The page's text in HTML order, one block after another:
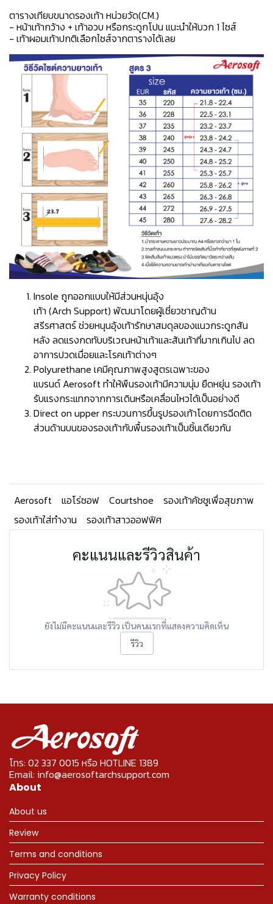
ตารางเทียบขนาดรองเท้า หน่วยวัด(CM.)
- หน้าเท้ากว้าง + เท้าอวบ หรือกระดูกโปน แนะนำให้บวก 1 ไซส์
- เท้าผอมเท้าปกติเลือกไซส์จากตารางได้เลย
Insole ถูกออกแบบให้มีส่วนหนุ่นอุ้ง
เท้า (Arch Support) พัฒนาโดยผู้เชี่ยวชาญด้าน
สรีรศาสตร์ ช่วยหนุนอุ้งเท้ารักษาสมดุลของแนวกระดูกสัน
หลัง ลดแรงกดทับบริเวณหน้าเท้าและส้นเท้าที่มากเกินไป ลด
อาการปวดเมื่อยและโรคเท้าต่างๆ
Polyurethane เคมีคุณภาพสูงสูตรเฉพาะของ
แบรนด์ Aerosoft ทำให้พืนรองเท้ามีความนุ่ม ยืดหยุ่น รองเท้า
รับแรงกระแทกจากการเดินหรือเคลื่อนไหวได้เป็นอย่างดี
Direct on upper กระบวนการขึ้นรูปรองเท้าโดยการฉีดติด
ส่วนด้านบนของรองเท้ากับพื้นรองเท้าเป็นชิ้นเดียวกัน
Aerosoft แอโร่ซอฟ Courtshoe
รองเท้าคัชชูเพื่อสุขภาพ
รองเท้าใส่ทำงาน
รองเท้าสาวออฟฟิศ
คะแนนและรีวิวสินค้า
ยังไม่มีคะแนนและรีวิว เป็นคนแรกที่แสดงความคิดเห็น
รีวิว
โทร: 02 337 0015 หรือ HOTLINE 1389
Email: info@aerosoftarchsupport.com
About
About us
Review
Terms and conditions
Privacy Policy
Warranty conditions